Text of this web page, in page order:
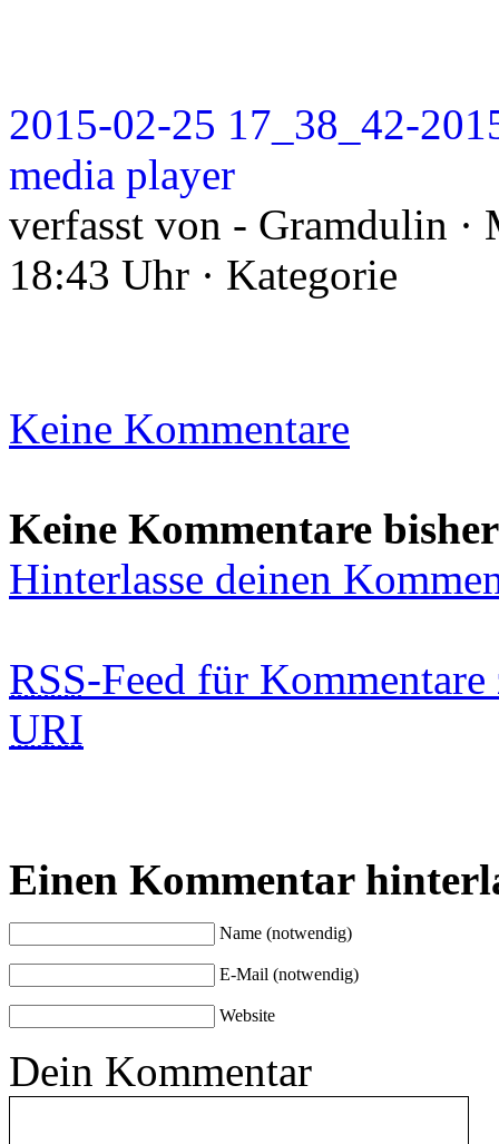
2015-02-25 17_38_42-
media player
verfasst von - Gramdulin
18:43 Uhr · Kategorie
Keine Kommentare
Keine Kommentare bisher
Hinterlasse deinen
RSS-Feed für
URI
Einen Kommentar
Name (notwendig)
E-Mail (notwendig)
Website
Dein Kommentar